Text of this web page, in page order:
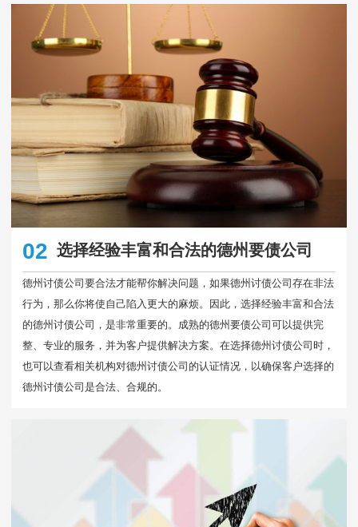
02 选择经验丰富和合法的德州要债公司
德州讨债公司要合法才能帮你解决问题，如果德州讨债公司存在非法
行为，那么你将使自己陷入更大的麻烦。因此，选择经验丰富和合法
的德州讨债公司，是非常重要的。成熟的德州要债公司可以提供完
整、专业的服务，并为客户提供解决方案。在选择德州讨债公司时，
也可以查看相关机构对德州讨债公司的认证情况，以确保客户选择的
德州讨债公司是合法、合规的。